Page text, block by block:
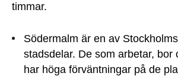
timmar.
Södermalm är en av
stadsdelar. De som arbetar, bor
har höga förväntningar på de